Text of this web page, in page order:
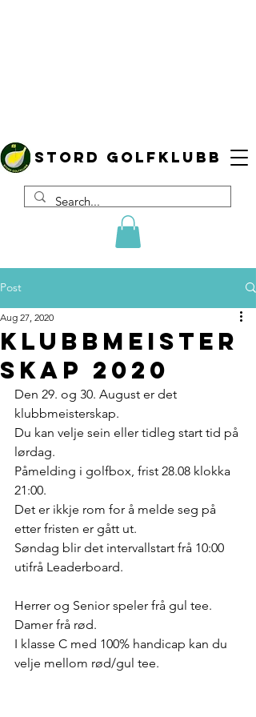
Stord golfklubb
Post
Klubbmeister
skap 2020
Aug 27, 2020
Den 29. og 30. August er det
klubbmeisterskap.
Du kan velje sein eller tidleg start tid på
lørdag.
Påmelding i golfbox, frist 28.08 klokka
21:00.
Det er ikkje rom for å melde seg på
etter fristen er gått ut.
Søndag blir det intervallstart frå 10:00
utifrå Leaderboard.
Herrer og Senior speler frå gul tee.
Damer frå rød.
I klasse C med 100% handicap kan du
velje mellom rød/gul tee.